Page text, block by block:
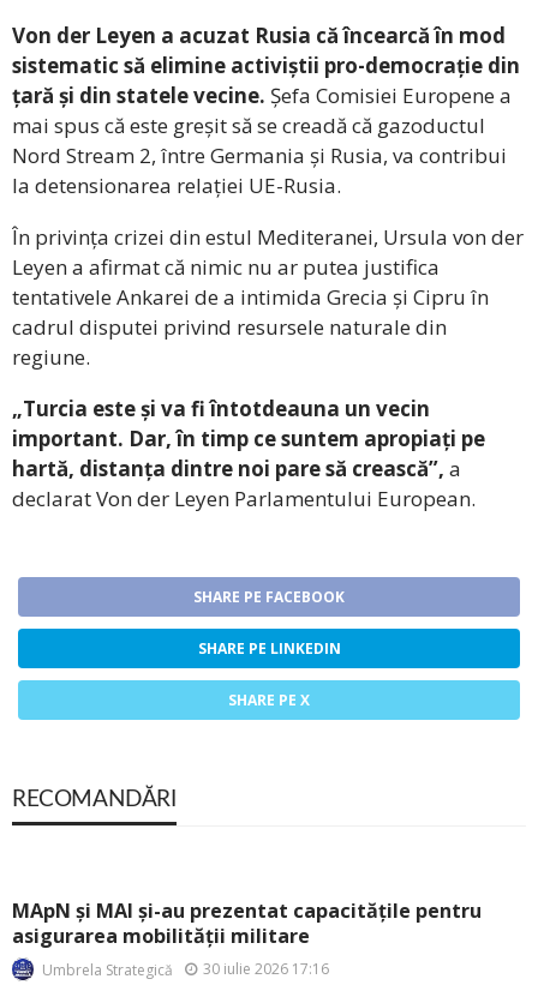
Von der Leyen a acuzat Rusia că încearcă în mod
sistematic să elimine activiștii pro-democrație din
țară și din statele vecine. Șefa Comisiei Europene a
mai spus că este greșit să se creadă că gazoductul
Nord Stream 2, între Germania și Rusia, va contribui
la detensionarea relației UE-Rusia.
În privința crizei din estul Mediteranei, Ursula von der
Leyen a afirmat că nimic nu ar putea justifica
tentativele Ankarei de a intimida Grecia și Cipru în
cadrul disputei privind resursele naturale din
regiune.
„Turcia este și va fi întotdeauna un vecin
important. Dar, în timp ce suntem apropiați pe
hartă, distanța dintre noi pare să crească”, a
declarat Von der Leyen Parlamentului European.
SHARE PE FACEBOOK
SHARE PE LINKEDIN
SHARE PE X
RECOMANDĂRI
MApN și MAI și-au prezentat capacitățile pentru
asigurarea mobilității militare
Umbrela Strategică 30 iulie 2026 17:16